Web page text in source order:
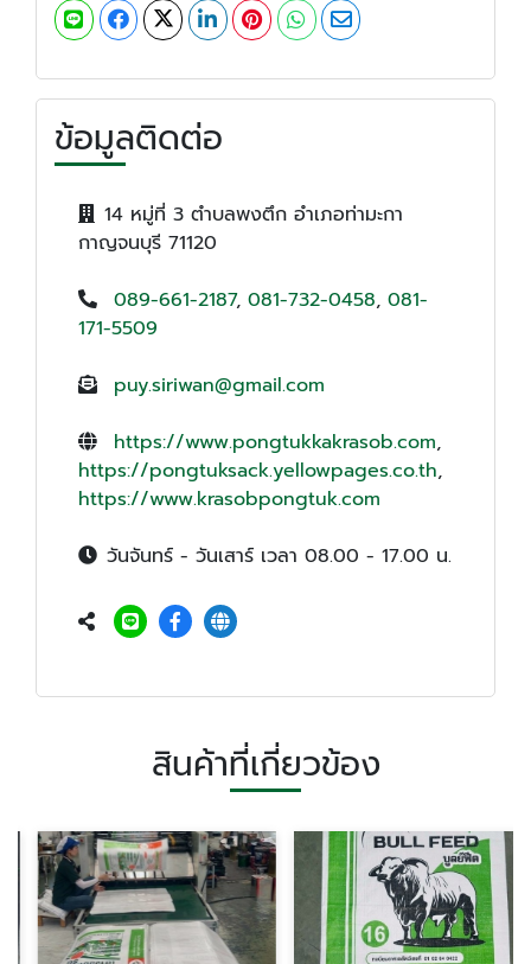
ข้อมูลติดต่อ
14 หมู่ที่ 3 ตำบลพงตึก อำเภอท่ามะกา
กาญจนบุรี 71120
089-661-2187, 081-732-0458, 081-
171-5509
puy.siriwan@gmail.com
https://www.pongtukkakrasob.com,
https://pongtuksack.yellowpages.co.th,
https://www.krasobpongtuk.com
วันจันทร์ - วันเสาร์ เวลา 08.00 - 17.00 น.
สินค้าที่เกี่ยวข้อง